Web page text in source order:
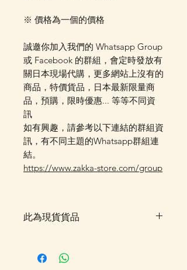
※ 價格為一個的價格
誠邀你加入我們的 Whatsapp Group
或 Facebook 的群組，會定時發放有
關日本現場代購，更多網站上沒有的
商品，特價貨品，日本最新限量商
品，預購，限時優惠... 等等不同資
訊
如有興趣，請參考以下連結的群組資
訊，有不同主題的Whatsapp群組連
結。
https://www.zakka-store.com/group
此為現貨貨品
Out 購買, 如系統顯示為"無庫